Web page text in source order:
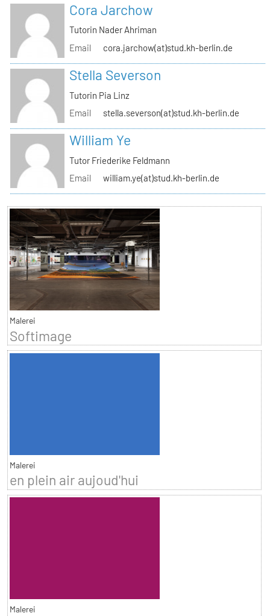
Cora Jarchow
Tutorin Nader Ahriman
Email
cora.jarchow(at)stud.kh-berlin.de
Stella Severson
Tutorin Pia Linz
Email
stella.severson(at)stud.kh-berlin.de
William Ye
Tutor Friederike Feldmann
Email
william.ye(at)stud.kh-berlin.de
Malerei
Softimage
Malerei
en plein air aujoud'hui
Malerei